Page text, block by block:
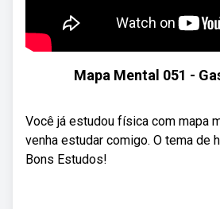
Mapa Mental 051 -
Você já estudou física com mapa
venha estudar comigo. O tema de
Bons Estudos!